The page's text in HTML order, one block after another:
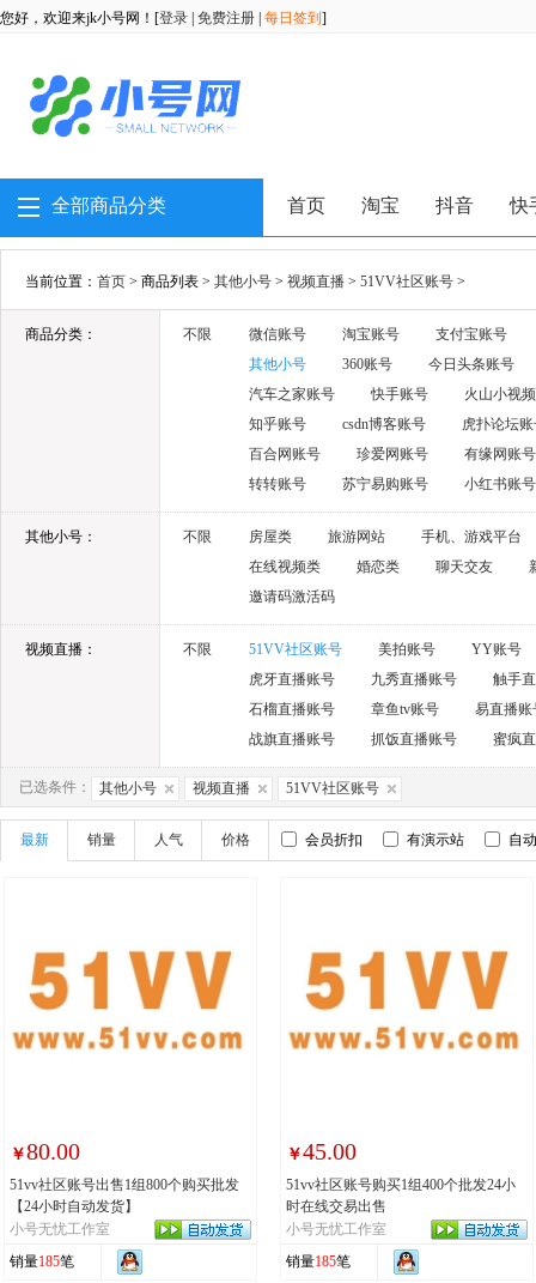
您好，欢迎来jk小号网！[登录 免费注册 每日签到 ]
全部商品分类 首页 淘宝 抖音 快
当前位置： 首页 > 商品列表 > 其他小号 > 视频直播 > 51VV社区账号 >
商品分类： 不限 微信账号 淘宝账号
支付宝账号
其他小号
360账号
今日头条账号
汽车之家账号
快手账号
火山小视
知乎账号
csdn博客账号
虎扑论坛
百合网账号
珍爱网账号
有缘网账号
转转账号
苏宁易购账号 小红书账号
其他小号： 不限 房屋类 旅游网站
手机、游戏平台
在线视频类
婚恋类 聊天交友
邀请码激活码
视频直播： 不限 51VV社区账号 美拍账号
YY账号
虎牙直播账号
九秀直播账号
触手
石榴直播账号
章鱼tv账号
易直播账
战旗直播账号
抓饭直播账号 蜜疯
已选条件： 其他小号 视频直播 51VV社区账号
最新 销量 人气 价格 会员折扣 有演示站 自
￥80.00
51vv社区账号出售1组800个购买批发
【24小时自动发货】
小号无忧工作室
销量185笔
￥45.00
51vv社区账号购买1组400个批发24小
时在线交易出售
小号无忧工作室
销量185笔